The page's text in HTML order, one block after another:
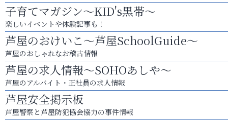
子育てマガジン～KID's黒帯～
楽しいイベントや体験記事も！
芦屋のおけいこ～芦屋SchoolGuide～
芦屋のおしゃれなお稽古情報
芦屋の求人情報～SOHOあしや～
芦屋のアルバイト・正社員の求人情報
芦屋安全掲示板
芦屋警察と芦屋防犯協会協力の事件情報